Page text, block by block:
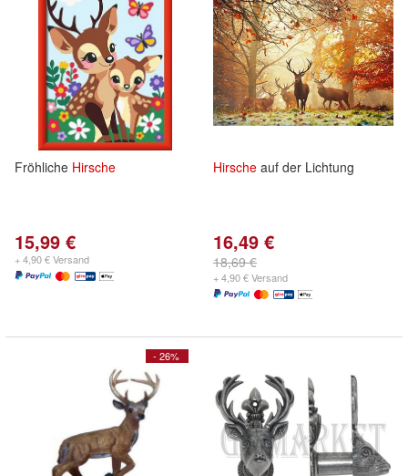
Fröhliche Hirsche
15,99 €
+ 4,90 € Versand
Hirsche auf der Lichtung
16,49 €
18,69 €
+ 4,90 € Versand
- 26%